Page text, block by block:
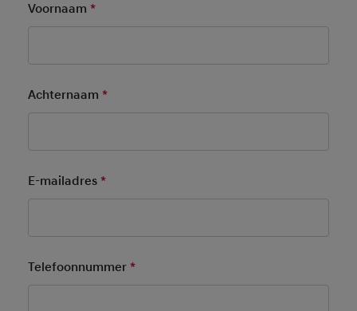
Voornaam *Mandatory Field
Achternaam *Mandatory Field
E-mailadres *Mandatory Field
Telefoonnummer *Mandatory Field